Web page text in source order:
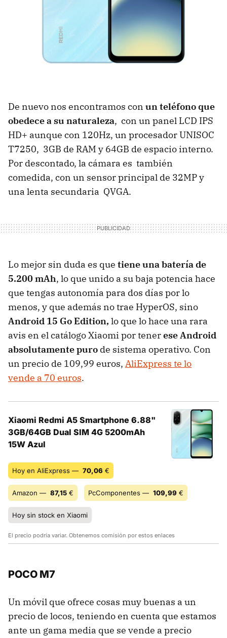
De nuevo nos encontramos con un teléfono que
obedece a su naturaleza, con un panel LCD IPS
HD+ aunque con 120Hz, un procesador UNISOC
T7250, 3GB de RAM y 64GB de espacio interno.
Por descontado, la cámara es también
comedida, con un sensor principal de 32MP y
una lenta secundaria QVGA.
Lo mejor sin duda es que tiene una batería de
5.200 mAh, lo que unido a su baja potencia hace
que tengas autonomía para dos días por lo
menos, y que además no trae HyperOS, sino
Android 15 Go Edition, lo que lo hace una rara
avis en el catálogo Xiaomi por tenerese Android
absolutamente puro de sistema operativo. Con
un precio de 109,99 euros, AliExpress te lo
vende a 70 euros.
Xiaomi Redmi A5 Smartphone 6.88"
3GB/64GB Dual SIM 4G 5200mAh
15W Azul
Hoy en AliExpress — 70,06 €
Amazon — 87,15 € PcComponentes — 109,99 €
Hoy sin stock en Xiaomi
El precio podría variar. Obtenemos comisión por estos enlaces
POCO M7
Un móvil que ofrece cosas muy buenas a un
precio de locos, teniendo en cuenta que estamos
ante un gama media que se vende a precio